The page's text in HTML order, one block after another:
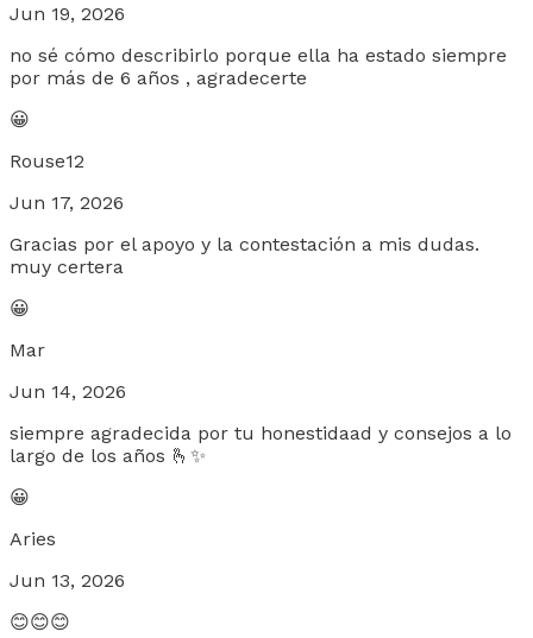
Jun 19, 2026
no sé cómo describirlo porque ella ha estado siempre
por más de 6 años , agradecerte
😀
Rouse12
Jun 17, 2026
Gracias por el apoyo y la contestación a mis dudas.
muy certera
😀
Mar
Jun 14, 2026
siempre agradecida por tu honestidaad y consejos a lo
largo de los años 🫰✨️
😀
Aries
Jun 13, 2026
😊😊😊